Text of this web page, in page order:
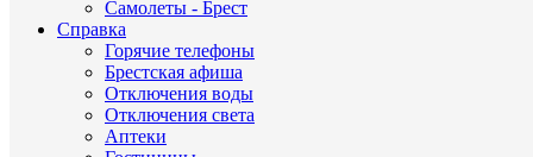
Самолеты - Брест
Справка
Горячие телефоны
Брестская афиша
Отключения воды
Отключения света
Аптеки